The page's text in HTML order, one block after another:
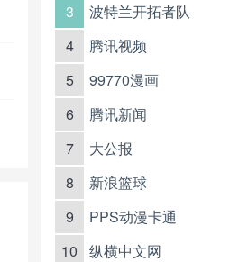
3 波特兰开拓者队
4 腾讯视频
5 99770漫画
6 腾讯新闻
7 大公报
8 新浪篮球
9 PPS动漫卡通
10 纵横中文网